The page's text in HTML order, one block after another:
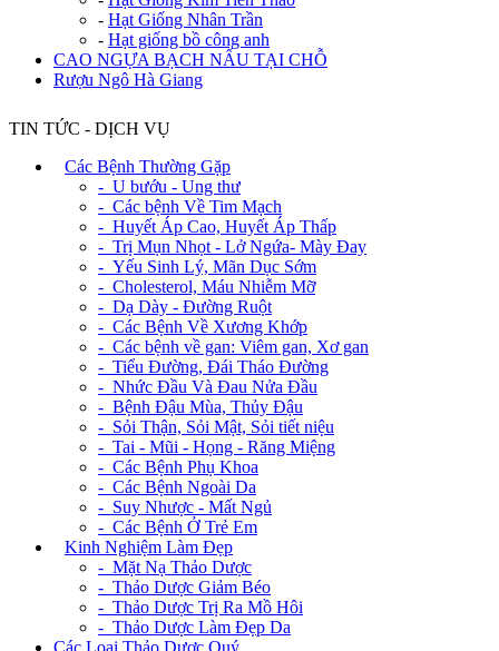
- Hạt Giống Nhân Trần
- Hạt giống bồ công anh
CAO NGỰA BẠCH NẤU TẠI CHỖ
Rượu Ngô Hà Giang
TIN TỨC - DỊCH VỤ
Các Bệnh Thường Gặp
- U bướu - Ung thư
- Các bệnh Về Tim Mạch
- Huyết Áp Cao, Huyết Áp Thấp
- Trị Mụn Nhọt - Lở Ngứa- Mày Đay
- Yếu Sinh Lý, Mãn Dục Sớm
- Cholesterol, Máu Nhiễm Mỡ
- Dạ Dày - Đường Ruột
- Các Bệnh Về Xương Khớp
- Các bệnh về gan: Viêm gan, Xơ gan
- Tiểu Đường, Đái Tháo Đường
- Nhức Đầu Và Đau Nửa Đầu
- Bệnh Đậu Mùa, Thủy Đậu
- Sỏi Thận, Sỏi Mật, Sỏi tiết niệu
- Tai - Mũi - Họng - Răng Miệng
- Các Bệnh Phụ Khoa
- Các Bệnh Ngoài Da
- Suy Nhược - Mất Ngủ
- Các Bệnh Ở Trẻ Em
Kinh Nghiệm Làm Đẹp
- Mặt Nạ Thảo Dược
- Thảo Dược Giảm Béo
- Thảo Dược Trị Ra Mồ Hôi
- Thảo Dược Làm Đẹp Da
Các Loại Thảo Dược Quý